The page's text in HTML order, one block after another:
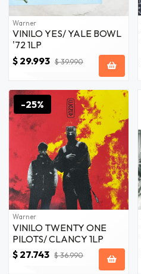
Warner
VINILO YES/ YALE BOWL
'72 1LP
$ 29.993 $ 39.990
-25%
Warner
VINILO TWENTY ONE
PILOTS/ CLANCY 1LP
$ 27.743 $ 36.990